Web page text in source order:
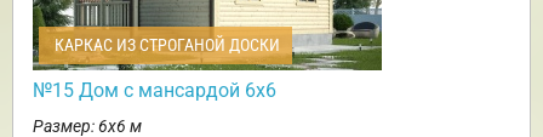
КАРКАС ИЗ СТРОГАНОЙ ДОСКИ
№15 Дом с мансардой 6х6
Размер: 6х6 м